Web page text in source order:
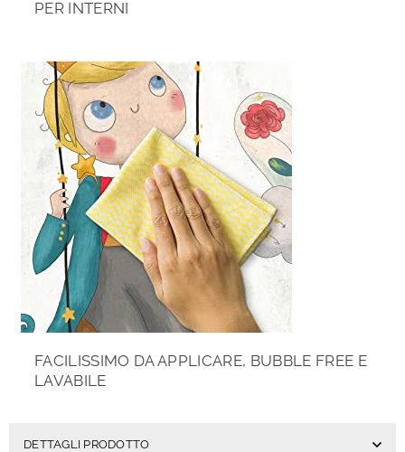
PER INTERNI
FACILISSIMO DA APPLICARE, BUBBLE FREE E
LAVABILE
DETTAGLI PRODOTTO